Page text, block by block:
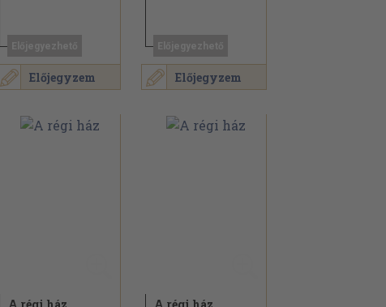
Előjegyzem Előjegyzem